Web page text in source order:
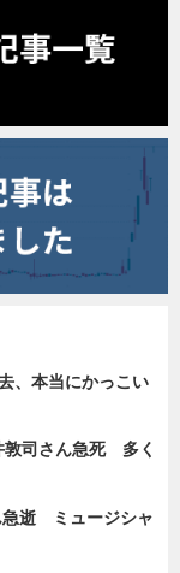
、本当にかっこい
敦司さん急死 多く
急逝 ミュージシャ